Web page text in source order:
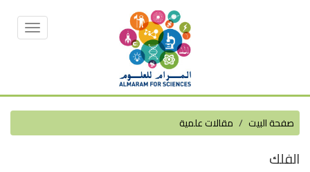
Toggle
صفحة البيت مقالات علمية
الفلك